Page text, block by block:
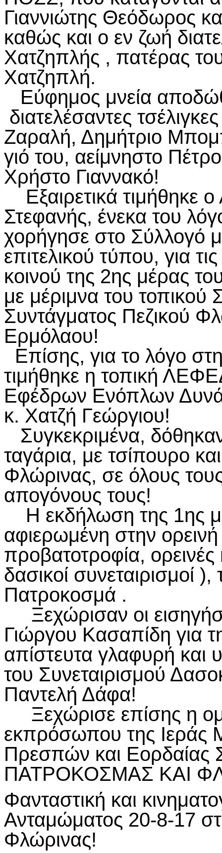
Γιαννιώτης Θεόδωρος
καθώς και ο εν ζωή
Χατζηπλής , πατέρας
Χατζηπλή.
Εύφημος μνεία
διατελέσαντες
Ζαραλή, Δημήτριο
γιό του, αείμνηστο
Χρήστο Γιαννακό!
Εξαιρετικά τιμήθηκε
Στεφανής, ένεκα του
χορήγησε στο Σύλλογό
επιτελικού τύπου, για
κοινού της 2ης μέρας
με μέριμνα του τοπικού
Συντάγματος Πεζικού
Ερμόλαου!
Επίσης, για το λόγο
τιμήθηκε η τοπική
Εφέδρων Ενόπλων
κ. Χατζή Γεώργιου!
Συγκεκριμένα,
ταγάρια, με τσίπουρο
Φλώρινας, σε όλους
απογόνους τους!
Η εκδήλωση της 1ης
αφιερωμένη στην
προβατοτροφία, ορεινές
δασικοί συνεταιρισμοί ),
Πατροκοσμά .
Ξεχώρισαν οι
Γιώργου Κασαπίδη για
απίστευτα γλαφυρή
του Συνεταιρισμού
Παντελή Δάφα!
Ξεχώρισε επίσης η
εκπρόσωπου της Ιεράς
Πρεσπών και Εορδαίας
ΠΑΤΡΟΚΟΣΜΑΣ ΚΑΙ
Φανταστική και
Ανταμώματος 20-8-17
Φλώρινας!